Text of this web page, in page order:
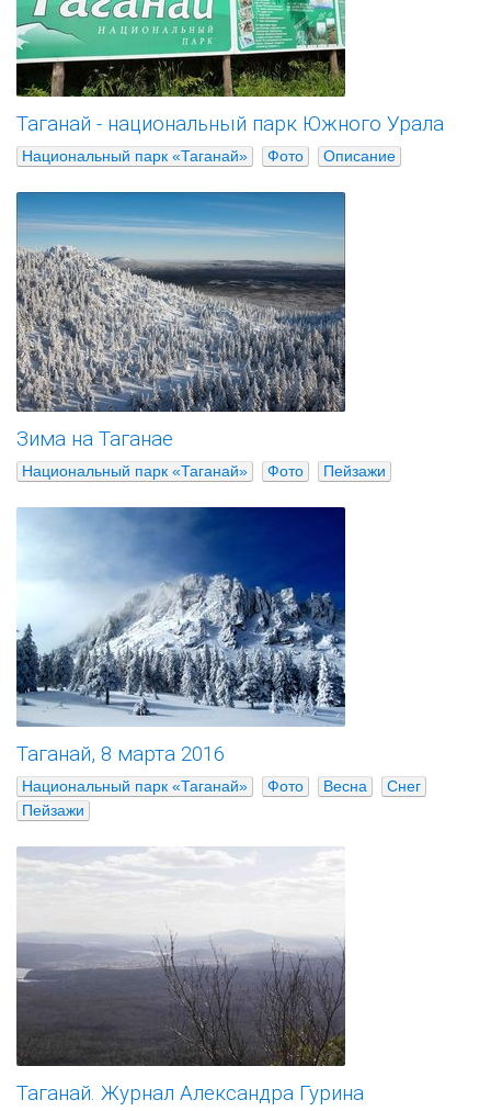
Таганай - национальный парк Южного Урала
Национальный парк «Таганай» Фото Описание
Зима на Таганае
Национальный парк «Таганай» Фото Пейзажи
Таганай, 8 марта 2016
Национальный парк «Таганай» Фото Весна
Снег
Пейзажи
Таганай. Журнал Александра Гурина